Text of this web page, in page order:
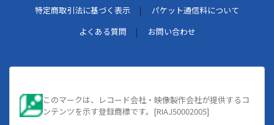
特定商取引法に基づく表示
パケット通信料について
よくある質問
お問い合わせ
このマークは、レコード会社・映像製作会社が提供するコ
ンテンツを示す登録商標です。[RIAJ50002005]